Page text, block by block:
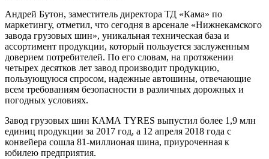
Андрей Бутон, заместитель директора ТД «Кама» по
маркетингу, отметил, что сегодня в арсенале «Нижнекамского
завода грузовых шин», уникальная техническая база и
ассортимент продукции, который пользуется заслуженным
доверием потребителей. По его словам, на протяжении
четырех десятков лет завод производит продукцию,
пользующуюся спросом, надежные автошины, отвечающие
всем требованиям безопасности в различных дорожных и
погодных условиях.
Завод грузовых шин КАМА TYRES выпустил более 1,9 млн
единиц продукции за 2017 год, а 12 апреля 2018 года с
конвейера сошла 81-миллионая шина, приуроченная к
юбилею предприятия.